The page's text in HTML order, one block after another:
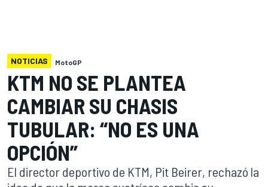
NOTICIAS MotoGP
KTM NO SE PLANTEA
CAMBIAR SU CHASIS
TUBULAR: “NO ES UNA
OPCIÓN”
El director deportivo de KTM, Pit Beirer, rechazó la